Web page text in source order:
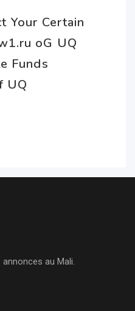
Your Certain
oG UQ
Funds
UQ
au Mali.